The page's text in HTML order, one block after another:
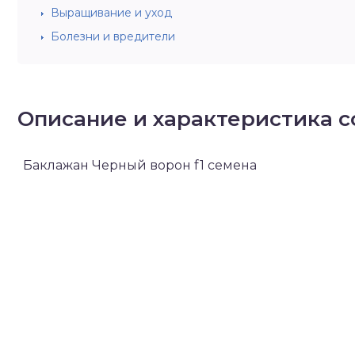
Выращивание и уход
Болезни и вредители
Описание и характеристика